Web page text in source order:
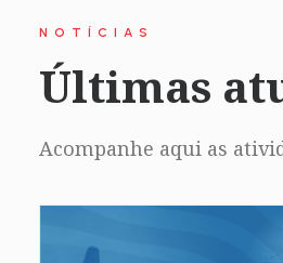
NOTÍCIAS
Últimas
Acompanhe aqui as